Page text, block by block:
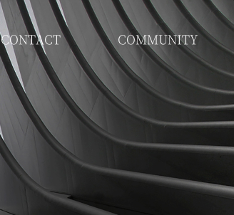
CONTACT COMMUNITY